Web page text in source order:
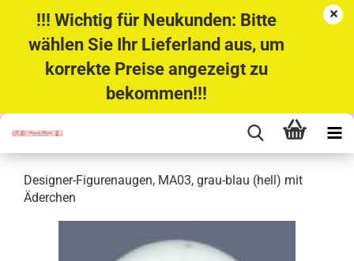
!!! Wichtig für Neukunden: Bitte
wählen Sie Ihr Lieferland aus, um
korrekte Preise angezeigt zu
bekommen!!!
Designer-Figurenaugen, MA03, grau-blau (hell) mit
Äderchen